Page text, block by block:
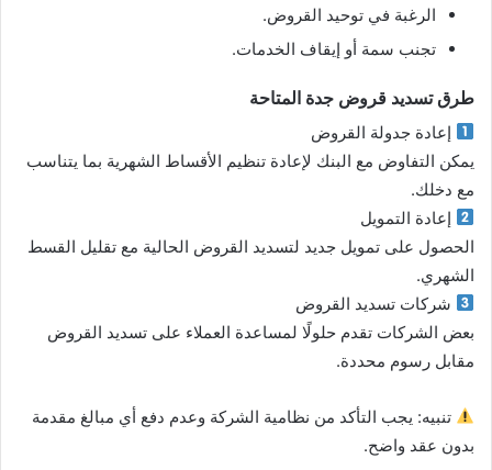
الرغبة في توحيد القروض.
تجنب سمة أو إيقاف الخدمات.
طرق تسديد قروض جدة المتاحة
إعادة جدولة القروض
يمكن التفاوض مع البنك لإعادة تنظيم الأقساط الشهرية بما يتناسب
مع دخلك.
إعادة التمويل
الحصول على تمويل جديد لتسديد القروض الحالية مع تقليل القسط
الشهري.
شركات تسديد القروض
بعض الشركات تقدم حلولًا لمساعدة العملاء على تسديد القروض
مقابل رسوم محددة.
تنبيه: يجب التأكد من نظامية الشركة وعدم دفع أي مبالغ مقدمة
بدون عقد واضح.